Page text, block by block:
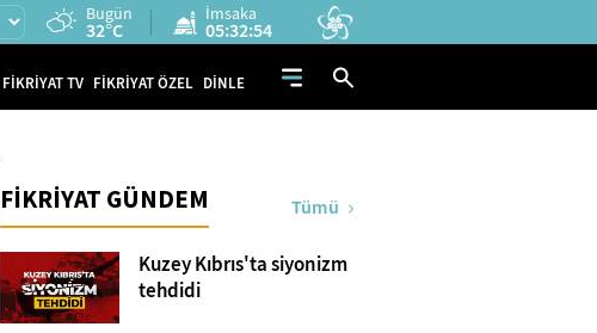
Bugün
32°C
İmsaka
05:32:52
FİKRİYAT TV FİKRİYAT ÖZEL DİNLE
FİKRİYAT GÜNDEM Tümü
Kuzey Kıbrıs'ta siyonizm
tehdidi